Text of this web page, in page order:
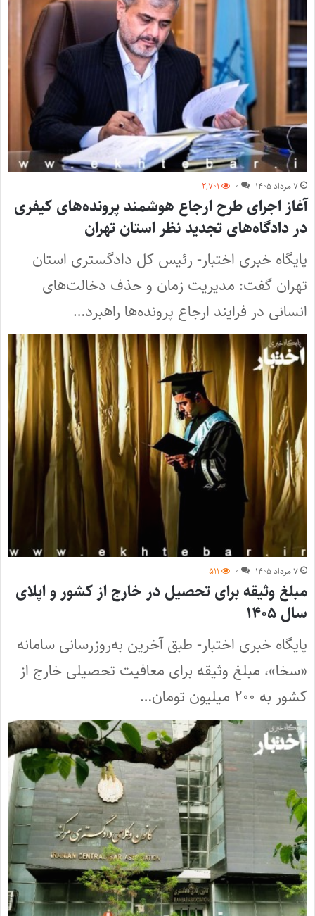
۷ مرداد ۱۴۰۵ ۰ ۲,۷۰۱
آغاز اجرای طرح ارجاع هوشمند پرونده‌های کیفری
در دادگاه‌های تجدید نظر استان تهران
پایگاه خبری اختبار- رئیس کل دادگستری استان
تهران گفت: مدیریت زمان و حذف دخالت‌های
انسانی در فرایند ارجاع پرونده‌ها راهبرد…
۷ مرداد ۱۴۰۵ ۰ ۵۱۱
مبلغ وثیقه برای تحصیل در خارج از کشور و اپلای
سال ۱۴۰۵
پایگاه خبری اختبار- طبق آخرین به‌روزرسانی سامانه
«سخا»، مبلغ وثیقه برای معافیت تحصیلی خارج از
کشور به ۲۰۰ میلیون تومان…